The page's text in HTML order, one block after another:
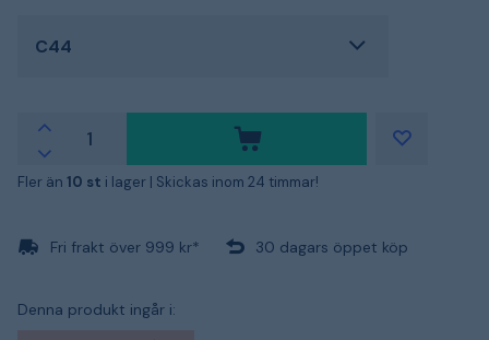
C44
Fler än 10 st i lager | Skickas inom 24 timmar!
Fri frakt över 999 kr* 30 dagars öppet köp
Denna produkt ingår i: